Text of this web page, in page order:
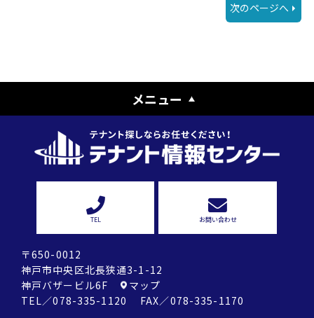
次のページへ
メニュー
TEL お問い合わせ
〒650-0012
神戸市中央区北長狭通3-1-12
神戸バザービル6F
マップ
TEL／078-335-1120 FAX／078-335-1170